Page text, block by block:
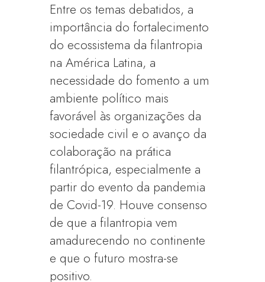
Entre os temas debatidos, a
importância do fortalecimento
do ecossistema da filantropia
na América Latina, a
necessidade do fomento a um
ambiente político mais
favorável às organizações da
sociedade civil e o avanço da
colaboração na prática
filantrópica, especialmente a
partir do evento da pandemia
de Covid-19. Houve consenso
de que a filantropia vem
amadurecendo no continente
e que o futuro mostra-se
positivo.